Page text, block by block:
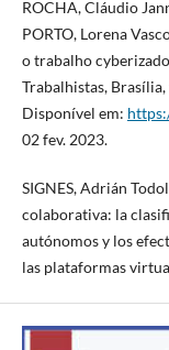
ROCHA, Cláudio
PORTO, Lorena
o trabalho
Trabalhistas, Brasília,
Disponível em:
02 fev. 2023.
SIGNES, Adrián
colaborativa: la
autónomos y los
las plataformas